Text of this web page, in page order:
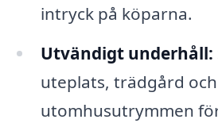
intryck på köparna.
Utvändigt underhåll:
uteplats, trädgård
utomhusutrymmen